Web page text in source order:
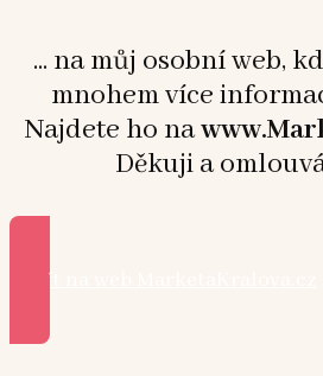
... na můj osobní web,
mnohem více
Najdete ho na
Děkuji a
Přejít na web MarketaKralova.cz